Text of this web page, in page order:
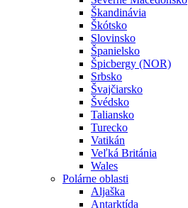
Škandinávia
Škótsko
Slovinsko
Španielsko
Špicbergy (NOR)
Srbsko
Švajčiarsko
Švédsko
Taliansko
Turecko
Vatikán
Veľká Británia
Wales
Polárne oblasti
Aljaška
Antarktída